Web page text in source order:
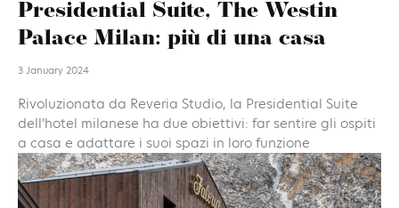
Presidential Suite, The Westin
Palace Milan: più di una casa
3 January 2024
Rivoluzionata da Reveria Studio, la Presidential Suite
dell'hotel milanese ha due obiettivi: far sentire gli ospiti
a casa e adattare i suoi spazi in loro funzione